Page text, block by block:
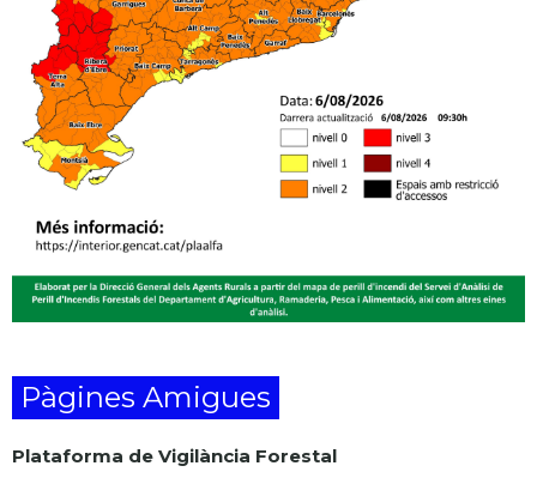
Pàgines Amigues
Plataforma de Vigilància Forestal